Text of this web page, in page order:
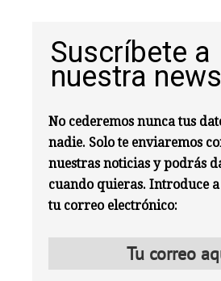
Suscríbete a
nuestra
No cederemos nunca tus
nadie. Solo te enviaremos
nuestras noticias y podrás
cuando quieras. Introduce
tu correo electrónico: